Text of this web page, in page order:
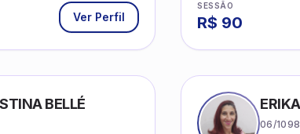
Ver Perfil
SESSÃO
R$ 90
BELLÉ
06/